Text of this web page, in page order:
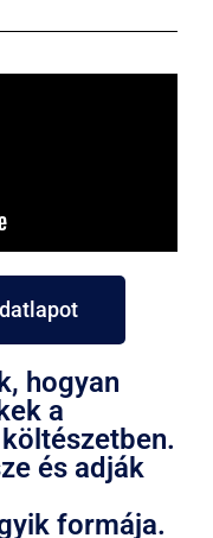
hogyan
a
és adják
formája.